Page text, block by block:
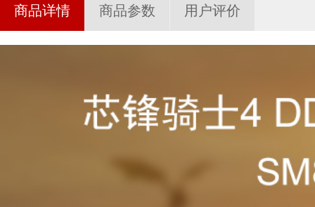
商品详情 商品参数 用户评价